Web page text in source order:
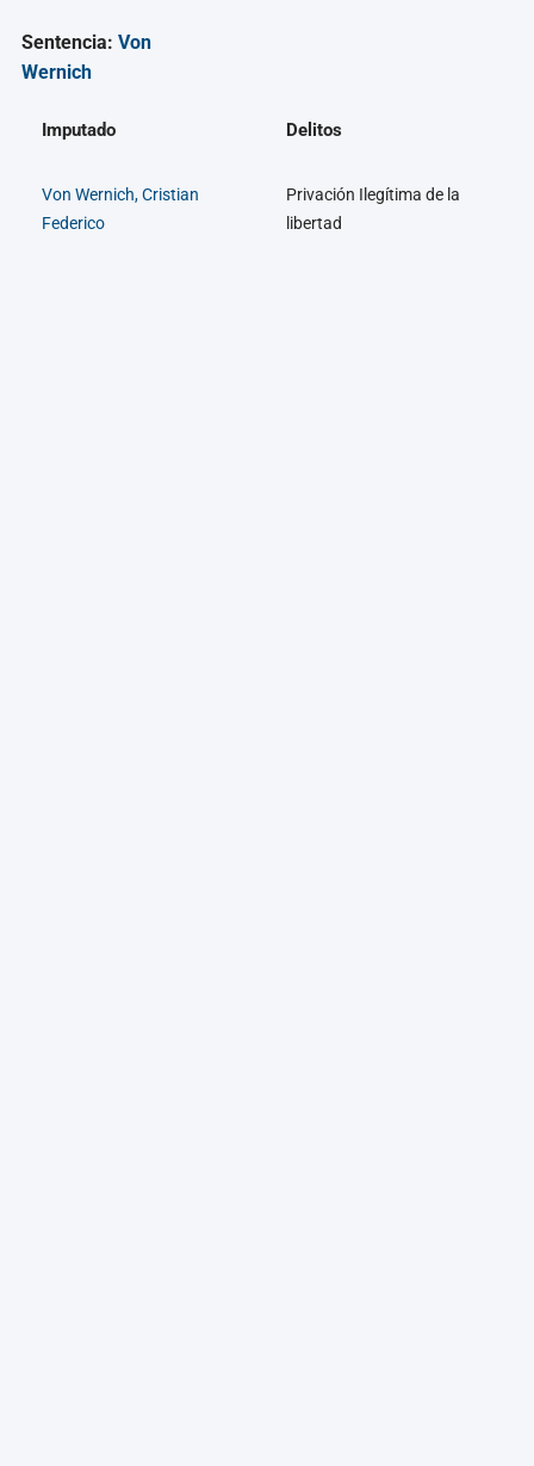
Sentencia:Von
Wernich
Imputado Delitos
Von Wernich, Cristian
Federico
Privación Ilegítima de la
libertad